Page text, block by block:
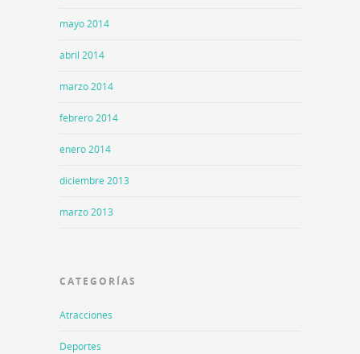
mayo 2014
abril 2014
marzo 2014
febrero 2014
enero 2014
diciembre 2013
marzo 2013
CATEGORÍAS
Atracciones
Deportes